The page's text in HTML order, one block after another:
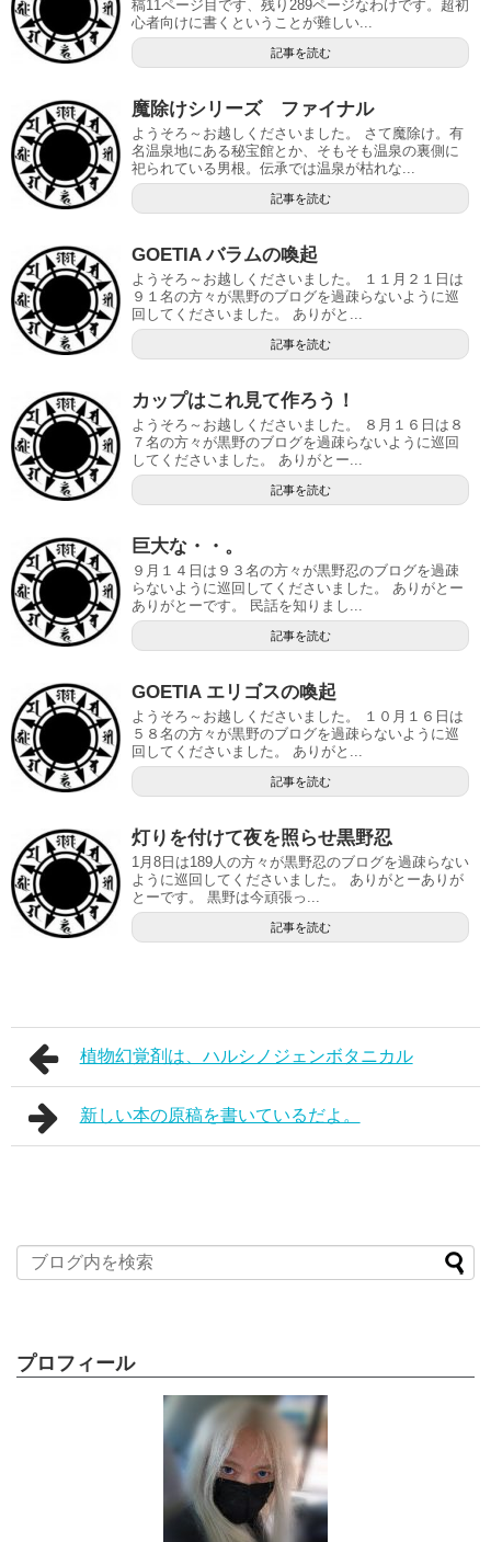
稿11ページ目です、残り289ページなわけです。超初
心者向けに書くということが難しい...
記事を読む
魔除けシリーズ ファイナル
ようそろ～お越しくださいました。 さて魔除け。有
名温泉地にある秘宝館とか、そもそも温泉の裏側に
祀られている男根。伝承では温泉が枯れな...
記事を読む
GOETIA バラムの喚起
ようそろ～お越しくださいました。 １１月２１日は
９１名の方々が黒野のブログを過疎らないように巡
回してくださいました。 ありがと...
記事を読む
カップはこれ見て作ろう！
ようそろ～お越しくださいました。 ８月１６日は８
７名の方々が黒野のブログを過疎らないように巡回
してくださいました。 ありがとー...
記事を読む
巨大な・・。
９月１４日は９３名の方々が黒野忍のブログを過疎
らないように巡回してくださいました。 ありがとー
ありがとーです。 民話を知りまし...
記事を読む
GOETIA エリゴスの喚起
ようそろ～お越しくださいました。 １０月１６日は
５８名の方々が黒野のブログを過疎らないように巡
回してくださいました。 ありがと...
記事を読む
灯りを付けて夜を照らせ黒野忍
1月8日は189人の方々が黒野忍のブログを過疎らない
ように巡回してくださいました。 ありがとーありが
とーです。 黒野は今頑張っ...
記事を読む
植物幻覚剤は、ハルシノジェンボタニカル
新しい本の原稿を書いているだよ。
プロフィール